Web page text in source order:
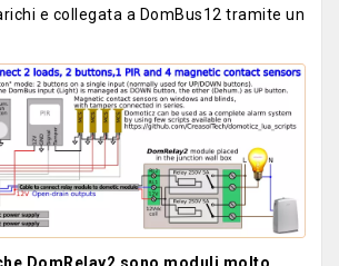
e collegata a DomBus12 tramite un
DomRelay2 sono moduli molto